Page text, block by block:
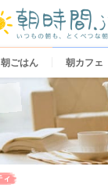
朝ごはん 朝カフェ